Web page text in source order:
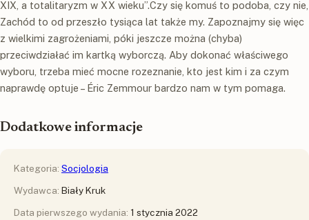
XIX, a totalitaryzm w XX wieku”.Czy się komuś to podoba, czy nie,
Zachód to od przeszło tysiąca lat także my. Zapoznajmy się więc
z wielkimi zagrożeniami, póki jeszcze można (chyba)
przeciwdziałać im kartką wyborczą. Aby dokonać właściwego
wyboru, trzeba mieć mocne rozeznanie, kto jest kim i za czym
naprawdę optuje – Éric Zemmour bardzo nam w tym pomaga.
Dodatkowe informacje
Kategoria: Socjologia
Wydawca: Biały Kruk
Data pierwszego wydania: 1 stycznia 2022